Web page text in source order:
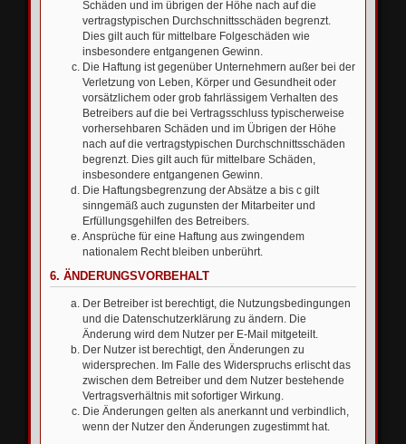
Schäden und im übrigen der Höhe nach auf die
vertragstypischen Durchschnittsschäden begrenzt.
Dies gilt auch für mittelbare Folgeschäden wie
insbesondere entgangenen Gewinn.
Die Haftung ist gegenüber Unternehmern außer bei der
Verletzung von Leben, Körper und Gesundheit oder
vorsätzlichem oder grob fahrlässigem Verhalten des
Betreibers auf die bei Vertragsschluss typischerweise
vorhersehbaren Schäden und im Übrigen der Höhe
nach auf die vertragstypischen Durchschnittsschäden
begrenzt. Dies gilt auch für mittelbare Schäden,
insbesondere entgangenen Gewinn.
Die Haftungsbegrenzung der Absätze a bis c gilt
sinngemäß auch zugunsten der Mitarbeiter und
Erfüllungsgehilfen des Betreibers.
Ansprüche für eine Haftung aus zwingendem
nationalem Recht bleiben unberührt.
6. ÄNDERUNGSVORBEHALT
Der Betreiber ist berechtigt, die Nutzungsbedingungen
und die Datenschutzerklärung zu ändern. Die
Änderung wird dem Nutzer per E-Mail mitgeteilt.
Der Nutzer ist berechtigt, den Änderungen zu
widersprechen. Im Falle des Widerspruchs erlischt das
zwischen dem Betreiber und dem Nutzer bestehende
Vertragsverhältnis mit sofortiger Wirkung.
Die Änderungen gelten als anerkannt und verbindlich,
wenn der Nutzer den Änderungen zugestimmt hat.